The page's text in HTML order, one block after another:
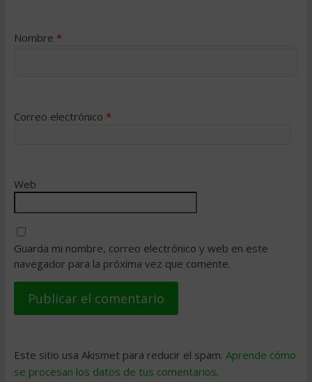
Nombre *
Correo electrónico *
Web
Guarda mi nombre, correo electrónico y web en este
navegador para la próxima vez que comente.
Este sitio usa Akismet para reducir el spam. Aprende cómo
se procesan los datos de tus comentarios.